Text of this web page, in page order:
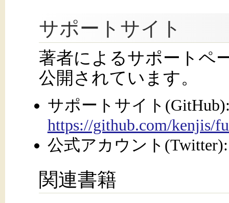
サポートサイト
著者によるサポートペ
公開されています。
サポートサイト
https://github.com/kenjis/
公式アカウント
関連書籍